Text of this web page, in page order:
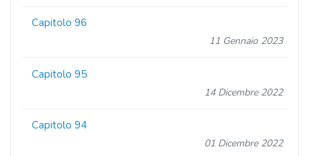
Capitolo 96
11 Gennaio 2023
Capitolo 95
14 Dicembre 2022
Capitolo 94
01 Dicembre 2022